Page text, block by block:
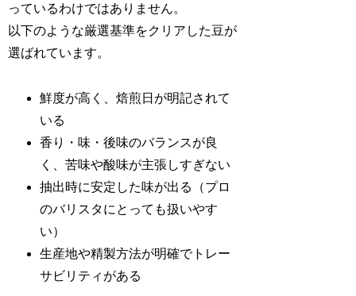
っているわけではありません。
以下のような厳選基準をクリアした豆が
選ばれています。
鮮度が高く、焙煎日が明記されて
いる
香り・味・後味のバランスが良
く、苦味や酸味が主張しすぎない
抽出時に安定した味が出る（プロ
のバリスタにとっても扱いやす
い）
生産地や精製方法が明確でトレー
サビリティがある